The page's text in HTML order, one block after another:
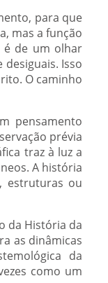
para que
mas a função
é de um olhar
Isso
O caminho
pensamento
prévia
traz à luz a
A história
estruturas ou
da História da
as dinâmicas
da
como um